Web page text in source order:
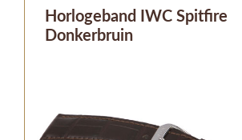
Horlogeband IWC Spitfire
Donkerbruin